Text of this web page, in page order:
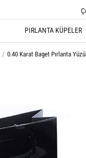
PIRLANTA KÜPELER
0.40 Karat Baget Pırlanta